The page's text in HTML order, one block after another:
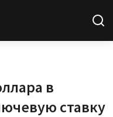
в
ставку